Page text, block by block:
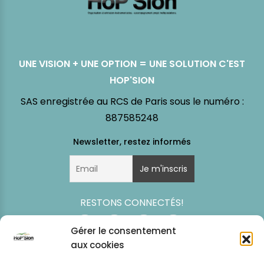
Gérer le consentement
aux cookies
UNE VISION + UNE OPTION = UNE SOLUTION C'EST
HOP'SION
SAS enregistrée au RCS de Paris sous le numéro :
887585248
RESTONS CONNECTÉS!